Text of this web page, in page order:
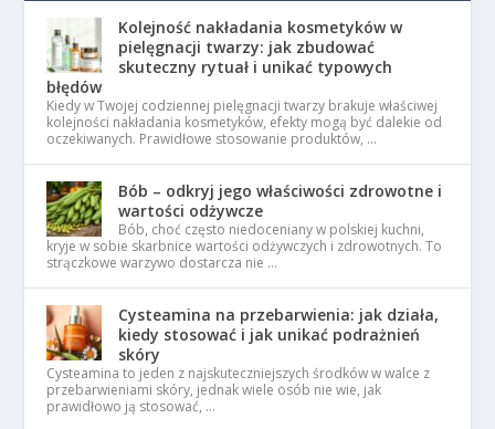
Kolejność nakładania kosmetyków w
pielęgnacji twarzy: jak zbudować
skuteczny rytuał i unikać typowych
błędów
Kiedy w Twojej codziennej pielęgnacji twarzy brakuje właściwej
kolejności nakładania kosmetyków, efekty mogą być dalekie od
oczekiwanych. Prawidłowe stosowanie produktów, …
Bób – odkryj jego właściwości zdrowotne i
wartości odżywcze
Bób, choć często niedoceniany w polskiej kuchni,
kryje w sobie skarbnice wartości odżywczych i zdrowotnych. To
strączkowe warzywo dostarcza nie …
Cysteamina na przebarwienia: jak działa,
kiedy stosować i jak unikać podrażnień
skóry
Cysteamina to jeden z najskuteczniejszych środków w walce z
przebarwieniami skóry, jednak wiele osób nie wie, jak
prawidłowo ją stosować, …